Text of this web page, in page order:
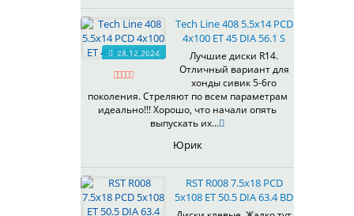
545
546
547
548
573
574
575
602
604
607
28.12.2024
Tech Line 408 5.5x14 PCD
4x100 ET 45 DIA 56.1 S
Лучшие диски R14.
Отличный вариант для
хонды сивик 5-6го
поколения. Стреляют по всем параметрам
идеально!!! Хорошо, что начали опять
выпускать их...
Юрик
RST R008 7.5x18 PCD
5x108 ET 50.5 DIA 63.4 BD